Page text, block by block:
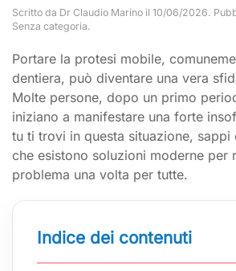
Scritto da Dr Claudio Marino il 10/06/2026.
Senza categoria.
Portare la protesi mobile,
dentiera, può diventare una vera
Molte persone, dopo un primo
iniziano a manifestare una forte
tu ti trovi in questa situazione, sappi
che esistono soluzioni moderne per
problema una volta per tutte.
Indice dei contenuti